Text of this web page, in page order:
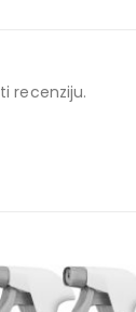
recenziju.